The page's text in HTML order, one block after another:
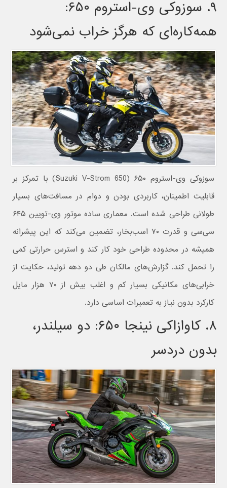
۹. سوزوکی وی-استروم ۶۵۰:
همه‌کاره‌ای که هرگز خراب نمی‌شود
سوزوکی وی-استروم ۶۵۰ (Suzuki V-Strom 650) با تمرکز بر
قابلیت اطمینان، کاربردی بودن و دوام در مسافت‌های بسیار
طولانی طراحی شده است. معماری ساده موتور وی-تویین ۶۴۵
سی‌سی و قدرت ۷۰ اسب‌بخار، تضمین می‌کند که این پیشرانه
همیشه در محدوده طراحی خود کار کند و استرس حرارتی کمی
را تحمل کند. گزارش‌های مالکان طی دو دهه تولید، حکایت از
خرابی‌های مکانیکی بسیار کم و اغلب بیش از ۷۰ هزار مایل
کارکرد بدون نیاز به تعمیرات اساسی دارد.
۸. کاوازاکی نینجا ۶۵۰: دو سیلندر،
بدون دردسر